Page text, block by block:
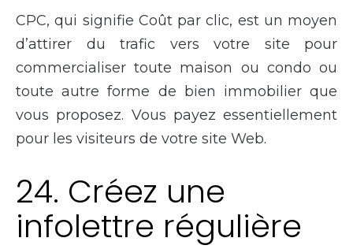
CPC, qui signifie Coût par clic, est un moyen
d’attirer du trafic vers votre site pour
commercialiser toute maison ou condo ou
toute autre forme de bien immobilier que
vous proposez. Vous payez essentiellement
pour les visiteurs de votre site Web.
24. Créez une
infolettre régulière